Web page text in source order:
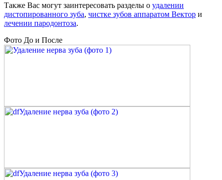
Также Вас могут заинтересовать разделы о удалении
дистопированного зуба, чистке зубов аппаратом Вектор и
лечении пародонтоза.
Фото До и После